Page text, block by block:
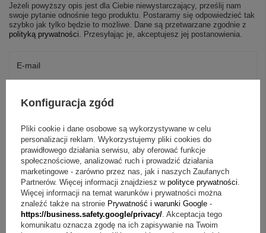
Jeżeli powyższy opis jest dla Ciebie niewystarczający, prześlij nam
swoje pytanie odnośnie tego produktu. Postaramy się odpowiedzieć tak
szybko jak tylko będzie to możliwe. Dane są przetwarzane zgodnie z
polityką prywatności . Przesyłając je, akceptujesz jej postanowienia.
E-mail
Pytanie
Wyślij
Konfiguracja zgód
Pliki cookie i dane osobowe są wykorzystywane w celu
personalizacji reklam. Wykorzystujemy pliki cookies do
prawidłowego działania serwisu, aby oferować funkcje
społecznościowe, analizować ruch i prowadzić działania
marketingowe - zarówno przez nas, jak i naszych Zaufanych
Partnerów. Więcej informacji znajdziesz w polityce prywatności
Więcej informacji na temat warunków i prywatności można
znaleźć także na stronie Prywatność i warunki Google -
https://business.safety.google/privacy/ . Akceptacja tego
komunikatu oznacza zgodę na ich zapisywanie na Twoim